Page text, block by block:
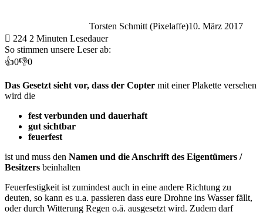
Torsten Schmitt (Pixelaffe)10. März 2017
224 2 Minuten Lesedauer
So stimmen unsere Leser ab:
👍0👎0
Das Gesetzt sieht vor, dass der Copter mit einer Plakette versehen
wird die
fest verbunden und dauerhaft
gut sichtbar
feuerfest
ist und muss den Namen und die Anschrift des Eigentümers /
Besitzers beinhalten
Feuerfestigkeit ist zumindest auch in eine andere Richtung zu
deuten, so kann es u.a. passieren dass eure Drohne ins Wasser fällt,
oder durch Witterung Regen o.ä. ausgesetzt wird. Zudem darf